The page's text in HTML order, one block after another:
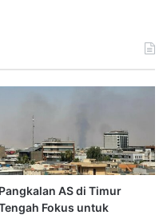
Pangkalan AS di Timur
Fokus untuk